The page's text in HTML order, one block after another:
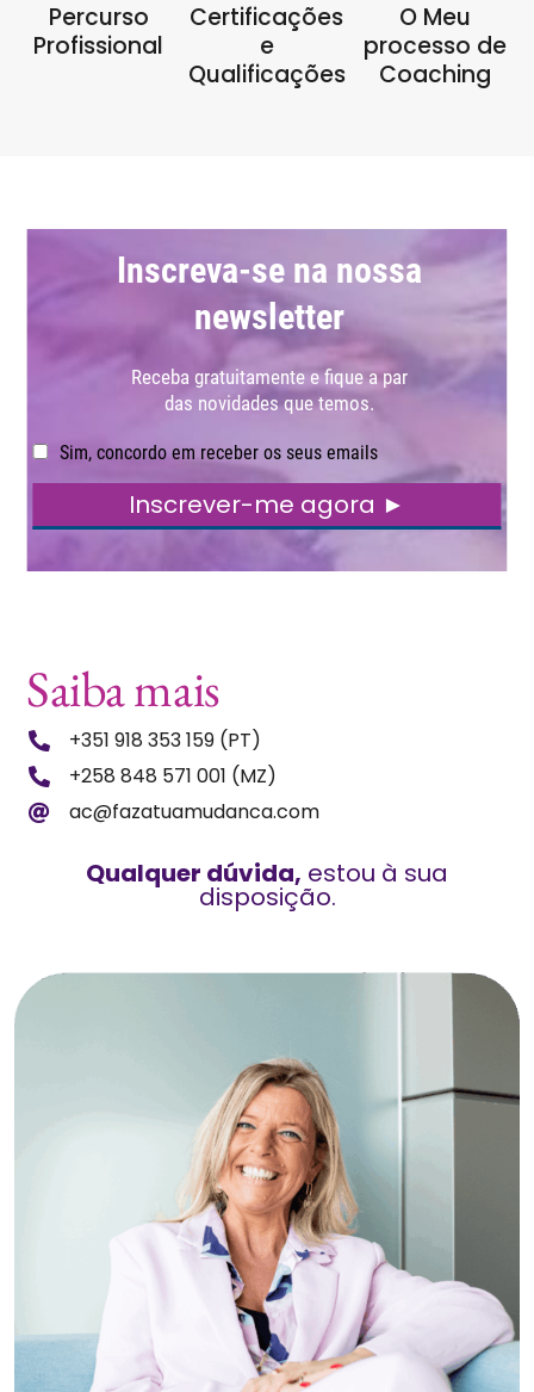
Percurso
Profissional
Certificações
e
Qualificações
O Meu
processo de
Coaching
Saiba mais
+351 918 353 159 (PT)
+258 848 571 001 (MZ)
ac@fazatuamudanca.com
Qualquer dúvida, estou à sua
disposição.